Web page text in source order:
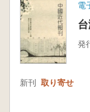
電
発
新刊 取り寄せ